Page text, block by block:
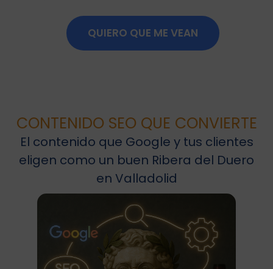
QUIERO QUE ME VEAN
CONTENIDO SEO QUE CONVIERTE
El contenido que Google y tus clientes
eligen como un buen Ribera del Duero
en Valladolid